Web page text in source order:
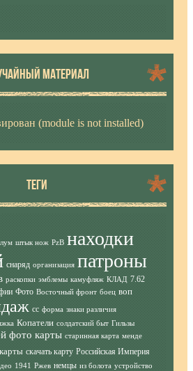
МАТЕРИАЛ
(module is not installed)
ТЕГИ
штык нож PzB находки
снаряд организация патроны
раскопки эмблемы камуфляж КЛАД 7.62
Фото Восточный фронт боец воп
сс форма знаки различия
Копатели солдатский быт Гильзы
фото карты старинная карта менде
скачать карту Российская Империя
1941 Ржев немцы из болота устройство